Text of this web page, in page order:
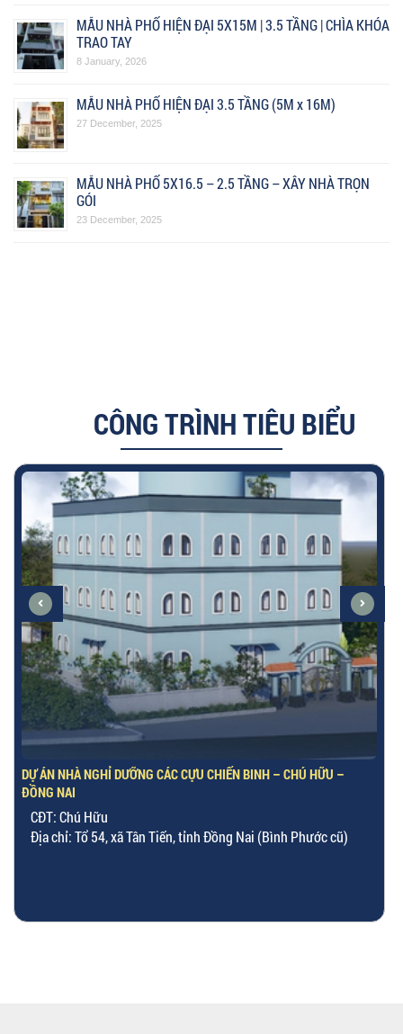
MẪU NHÀ PHỐ HIỆN ĐẠI 5X15M | 3.5 TẦNG | CHÌA KHÓA
TRAO TAY
8 January, 2026
MẪU NHÀ PHỐ HIỆN ĐẠI 3.5 TẦNG (5M x 16M)
27 December, 2025
MẪU NHÀ PHỐ 5X16.5 – 2.5 TẦNG – XÂY NHÀ TRỌN
GÓI
23 December, 2025
CÔNG TRÌNH TIÊU BIỂU
DỰ ÁN NHÀ NGHỈ DƯỠNG CÁC CỰU CHIẾN BINH – CHÚ HỮU –
ĐỒNG NAI
CĐT: Chú Hữu
Địa chỉ: Tổ 54, xã Tân Tiến, tỉnh Đồng Nai (Bình Phước cũ)